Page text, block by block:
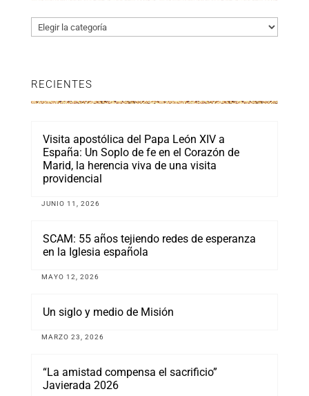
Categorías
RECIENTES
Visita apostólica del Papa León XIV a
España: Un Soplo de fe en el Corazón de
Marid, la herencia viva de una visita
providencial
JUNIO 11, 2026
SCAM: 55 años tejiendo redes de esperanza
en la Iglesia española
MAYO 12, 2026
Un siglo y medio de Misión
MARZO 23, 2026
“La amistad compensa el sacrificio”
Javierada 2026